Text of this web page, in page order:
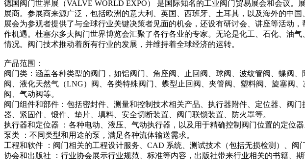
德国阀门世界展（VALVE WORLD EXPO） 是国际知名的工业阀门贸易展会和会议。
展商。参展商来源广泛，包括欧洲的意大利、英国、西班牙、土耳其，以及海外的中国
展会为参观者提供了与全球行业关键决策者见面的机会，还设有研讨会、讲座等活动
作机遇。杜塞尔多夫阀门世界博览会汇聚了各行各业的专家。无论是化工、石化、
情况。阀门技术推动着所有行业的发展，并维持着全球经济的运转。
产品范围：
阀门类：涵盖各种类型的阀门，如铝阀门、角座阀、止回阀、球阀、波纹管阀、蝶阀
阀、液化天然气（LNG）阀、各类特殊阀门、蝶型止回阀、夹管阀、塑料阀、旋塞阀
阀、气动阀等。
阀门组件和部件：包括密封件、测量和控制技术相关产品、执行器附件、定位器、阀
器、紧固件、锻件、垫片、填料、安全切断装置、阀门联锁装置、防火罩等。
执行器和定位器 ：各种电动、液压、气动执行器，以及用于精确控制阀门位置的定位器
泵类 ：不同类型和用途的泵，满足各种流体输送需求。
工程和软件 ：阀门相关的工程设计服务、CAD 系统、测试技术（包括无损检测）、阀
协会和出版社 ：行业协会展示行业规范、标准等内容，出版社带来行业相关的书籍、期